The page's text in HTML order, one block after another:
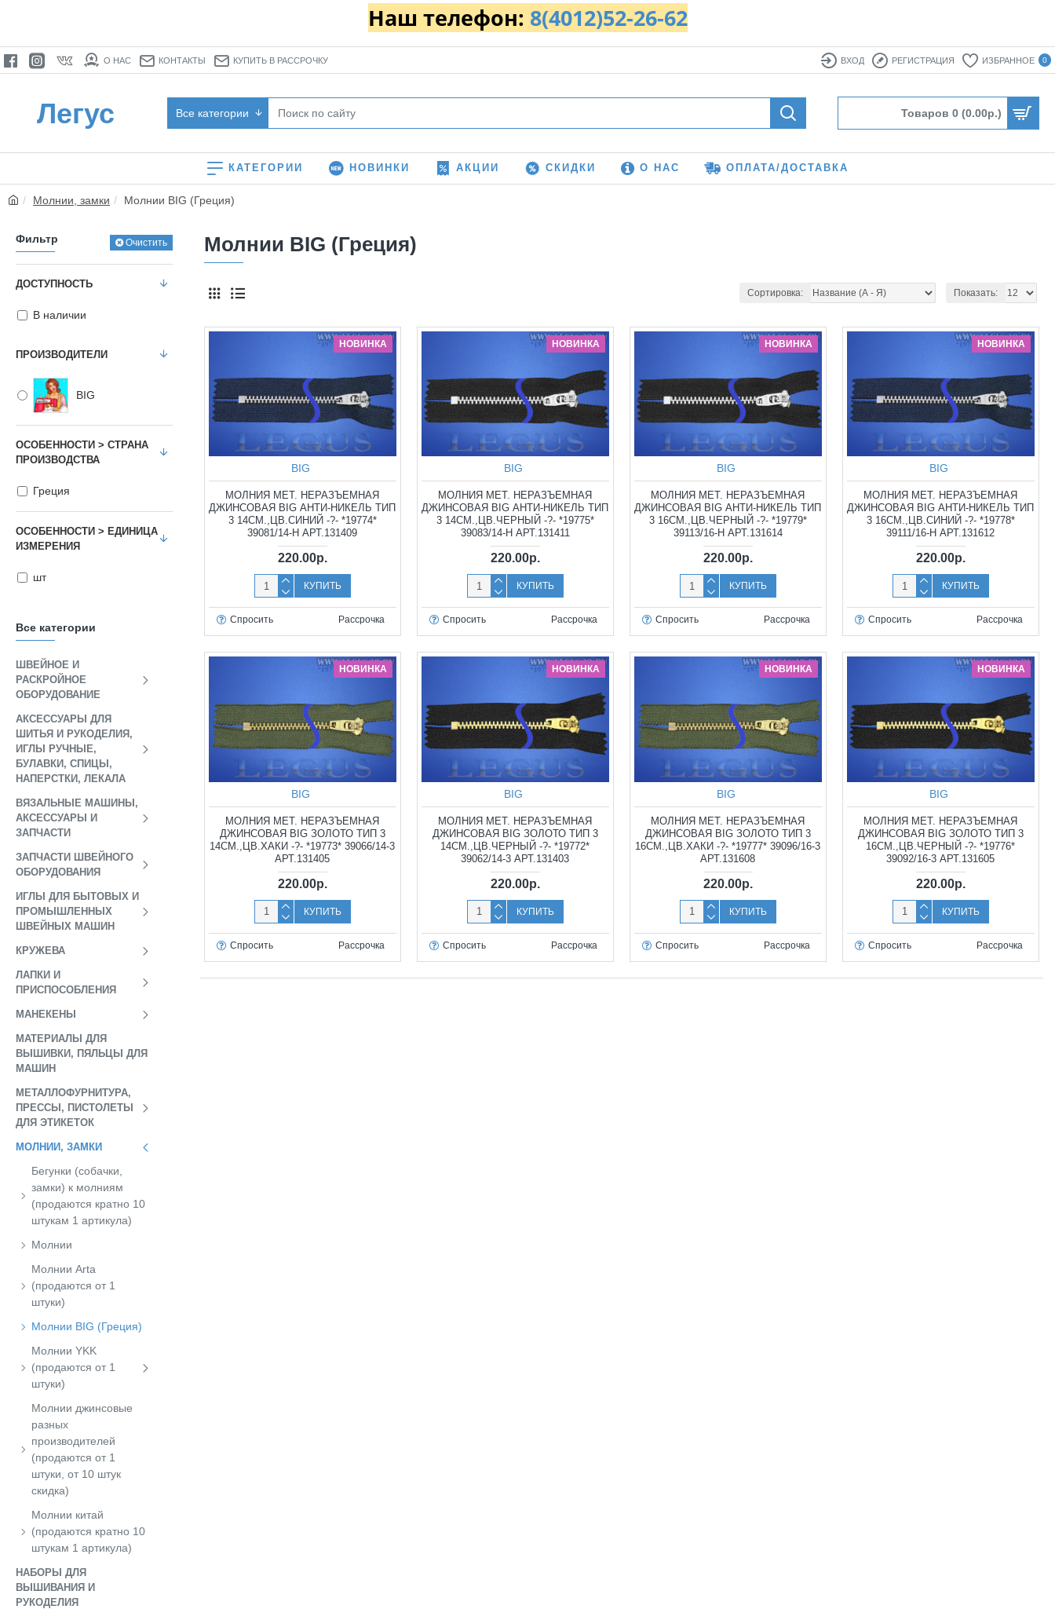
Наш телефон: 8(4012)52-26-62
О НАС КОНТАКТЫ КУПИТЬ В РАССРОЧКУ ВХОД РЕГИСТРАЦИЯ ИЗБРАННОЕ 0
Легус Все категории Товаров 0 (0.00р.)
КАТЕГОРИИ НОВИНКИ АКЦИИ СКИДКИ О НАС ОПЛАТА/ДОСТАВКА
Молнии, замки Молнии BIG (Греция)
Фильтр Очистить
ПРОИЗВОДИТЕЛИ
BIG
ОСОБЕННОСТИ > СТРАНА
ПРОИЗВОДСТВА
Греция
ОСОБЕННОСТИ > ЕДИНИЦА
ИЗМЕРЕНИЯ
шт
ДОСТУПНОСТЬ
В наличии
Все категории
ШВЕЙНОЕ И
РАСКРОЙНОЕ
ОБОРУДОВАНИЕ
АКСЕССУАРЫ ДЛЯ
ШИТЬЯ И РУКОДЕЛИЯ,
ИГЛЫ РУЧНЫЕ,
БУЛАВКИ, СПИЦЫ,
НАПЕРСТКИ, ЛЕКАЛА
ВЯЗАЛЬНЫЕ МАШИНЫ,
АКСЕССУАРЫ И
ЗАПЧАСТИ
ЗАПЧАСТИ ШВЕЙНОГО
ОБОРУДОВАНИЯ
ИГЛЫ ДЛЯ БЫТОВЫХ И
ПРОМЫШЛЕННЫХ
ШВЕЙНЫХ МАШИН
КРУЖЕВА
ЛАПКИ И
ПРИСПОСОБЛЕНИЯ
МАНЕКЕНЫ
МАТЕРИАЛЫ ДЛЯ
ВЫШИВКИ, ПЯЛЬЦЫ ДЛЯ
МАШИН
МЕТАЛЛОФУРНИТУРА,
ПРЕССЫ, ПИСТОЛЕТЫ
ДЛЯ ЭТИКЕТОК
МОЛНИИ, ЗАМКИ
Бегунки (собачки,
замки) к молниям
(продаются кратно 10
штукам 1 артикула)
Молнии
Молнии Arta
(продаются от 1
штуки)
Молнии BIG (Греция)
Молнии YKK
(продаются от 1
штуки)
Молнии джинсовые
разных
производителей
(продаются от 1
штуки, от 10 штук
скидка)
Молнии китай
(продаются кратно 10
штукам 1 артикула)
НАБОРЫ ДЛЯ
ВЫШИВАНИЯ И
РУКОДЕЛИЯ
Молнии BIG (Греция)
Сортировка: Показать:
НОВИНКА
BIG
МОЛНИЯ МЕТ. НЕРАЗЪЕМНАЯ
ДЖИНСОВАЯ BIG АНТИ-НИКЕЛЬ ТИП
3 14СМ.,ЦВ.СИНИЙ -?- *19774*
39081/14-Н АРТ.131409
220.00р.
КУПИТЬ
Спросить Рассрочка
НОВИНКА
BIG
МОЛНИЯ МЕТ. НЕРАЗЪЕМНАЯ
ДЖИНСОВАЯ BIG АНТИ-НИКЕЛЬ ТИП
3 14СМ.,ЦВ.ЧЕРНЫЙ -?- *19775*
39083/14-Н АРТ.131411
220.00р.
КУПИТЬ
Спросить Рассрочка
НОВИНКА
BIG
МОЛНИЯ МЕТ. НЕРАЗЪЕМНАЯ
ДЖИНСОВАЯ BIG АНТИ-НИКЕЛЬ ТИП
3 16СМ.,ЦВ.ЧЕРНЫЙ -?- *19779*
39113/16-Н АРТ.131614
220.00р.
КУПИТЬ
Спросить Рассрочка
НОВИНКА
BIG
МОЛНИЯ МЕТ. НЕРАЗЪЕМНАЯ
ДЖИНСОВАЯ BIG АНТИ-НИКЕЛЬ ТИП
3 16СМ.,ЦВ.СИНИЙ -?- *19778*
39111/16-Н АРТ.131612
220.00р.
КУПИТЬ
Спросить Рассрочка
НОВИНКА
BIG
МОЛНИЯ МЕТ. НЕРАЗЪЕМНАЯ
ДЖИНСОВАЯ BIG ЗОЛОТО ТИП 3
14СМ.,ЦВ.ХАКИ -?- *19773* 39066/14-3
АРТ.131405
220.00р.
КУПИТЬ
Спросить Рассрочка
НОВИНКА
BIG
МОЛНИЯ МЕТ. НЕРАЗЪЕМНАЯ
ДЖИНСОВАЯ BIG ЗОЛОТО ТИП 3
14СМ.,ЦВ.ЧЕРНЫЙ -?- *19772*
39062/14-3 АРТ.131403
220.00р.
КУПИТЬ
Спросить Рассрочка
НОВИНКА
BIG
МОЛНИЯ МЕТ. НЕРАЗЪЕМНАЯ
ДЖИНСОВАЯ BIG ЗОЛОТО ТИП 3
16СМ.,ЦВ.ХАКИ -?- *19777* 39096/16-3
АРТ.131608
220.00р.
КУПИТЬ
Спросить Рассрочка
НОВИНКА
BIG
МОЛНИЯ МЕТ. НЕРАЗЪЕМНАЯ
ДЖИНСОВАЯ BIG ЗОЛОТО ТИП 3
16СМ.,ЦВ.ЧЕРНЫЙ -?- *19776*
39092/16-3 АРТ.131605
220.00р.
КУПИТЬ
Спросить Рассрочка